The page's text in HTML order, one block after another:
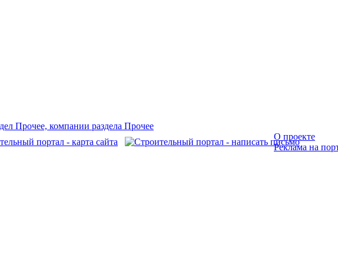
О проекте
Реклама на